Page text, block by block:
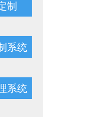
制
系统
系统